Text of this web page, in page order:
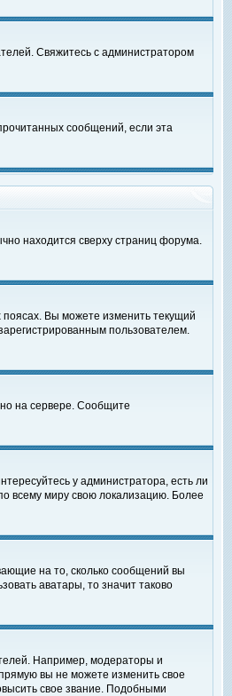
Свяжитесь с администратором
сообщений, если эта
находится сверху страниц форума.
Вы можете изменить текущий
пользователем.
на сервере. Сообщите
у администратора, есть ли
всему миру свою локализацию. Более
на то, сколько сообщений вы
аватары, то значит таково
Например, модераторы и
вы не можете изменить свое
свое звание. Подобными